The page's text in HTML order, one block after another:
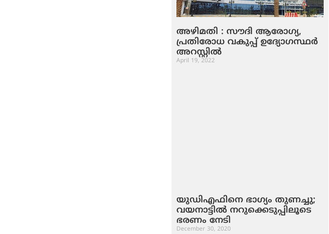
അഴിമതി : സൗദി ആരോഗ്യ,
പ്രതിരോധ വകുപ്പ് ഉദ്യോഗസ്ഥര്‍
അറസ്റ്റില്‍
April 19, 2022
യുഡിഎഫിനെ ഭാഗ്യം തുണച്ചു;
വയനാട്ടില്‍ നറുക്കെടുപ്പിലൂടെ
ഭരണം നേടി
December 30, 2020